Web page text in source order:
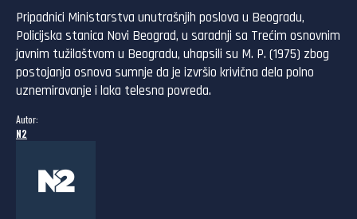
Pripadnici Ministarstva unutrašnjih poslova u Beogradu,
Policijska stanica Novi Beograd, u saradnji sa Trećim osnovnim
javnim tužilaštvom u Beogradu, uhapsili su M. P. (1975) zbog
postojanja osnova sumnje da je izvršio krivična dela polno
uznemiravanje i laka telesna povreda.
Autor:
N2